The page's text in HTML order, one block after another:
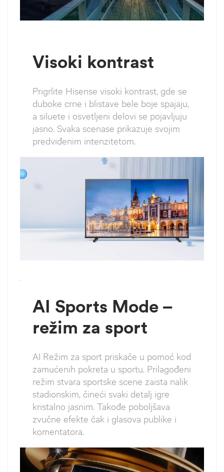
Visoki kontrast
Prigrlite Hisense visoki kontrast, gde se
duboke crne i blistave bele boje spajaju,
a siluete i osvetljeni delovi se pojavljuju
jasno. Svaka scenase prikazuje svojim
predviđenim intenzitetom.
`
AI Sports Mode –
režim za sport
AI Režim za sport priskače u pomoć kod
zamućenih pokreta u sportu. Prilagođeni
režim stvara sportske scene zaista nalik
stadionskim, čineći svaki detalj igre
kristalno jasnim. Takođe poboljšava
zvučne efekte čak i glasova publike i
komentatora.